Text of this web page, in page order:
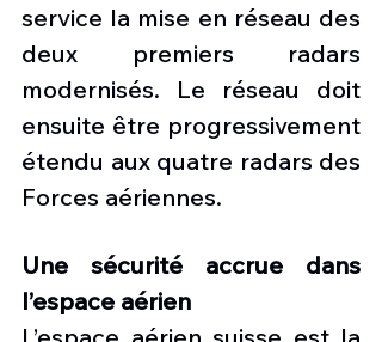
service la mise en réseau des
deux premiers radars
modernisés. Le réseau doit
ensuite être progressivement
étendu aux quatre radars des
Forces aériennes.
Une sécurité accrue dans
l’espace aérien